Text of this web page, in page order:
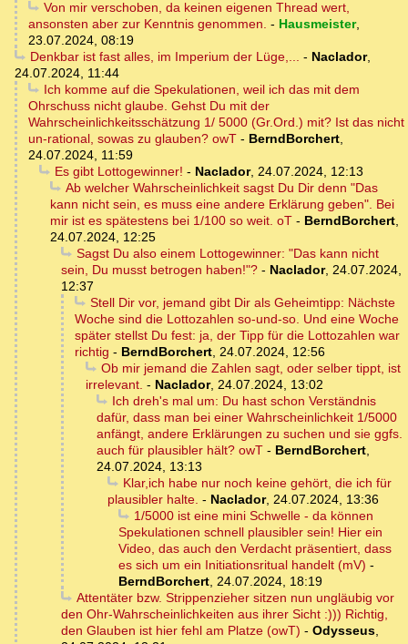
Von mir verschoben, da keinen eigenen Thread wert,
ansonsten aber zur Kenntnis genommen. - Hausmeister,
23.07.2024, 08:19
Denkbar ist fast alles, im Imperium der Lüge,... - Naclador,
24.07.2024, 11:44
Ich komme auf die Spekulationen, weil ich das mit dem
Ohrschuss nicht glaube. Gehst Du mit der
Wahrscheinlichkeitsschätzung 1/ 5000 (Gr.Ord.) mit? Ist das nicht
un-rational, sowas zu glauben? owT - BerndBorchert,
24.07.2024, 11:59
Es gibt Lottogewinner! - Naclador, 24.07.2024, 12:13
Ab welcher Wahrscheinlichkeit sagst Du Dir denn "Das
kann nicht sein, es muss eine andere Erklärung geben". Bei
mir ist es spätestens bei 1/100 so weit. oT - BerndBorchert,
24.07.2024, 12:25
Sagst Du also einem Lottogewinner: "Das kann nicht
sein, Du musst betrogen haben!"? - Naclador, 24.07.2024,
12:37
Stell Dir vor, jemand gibt Dir als Geheimtipp: Nächste
Woche sind die Lottozahlen so-und-so. Und eine Woche
später stellst Du fest: ja, der Tipp für die Lottozahlen war
richtig - BerndBorchert, 24.07.2024, 12:56
Ob mir jemand die Zahlen sagt, oder selber tippt, ist
irrelevant. - Naclador, 24.07.2024, 13:02
Ich dreh's mal um: Du hast schon Verständnis
dafür, dass man bei einer Wahrscheinlichkeit 1/5000
anfängt, andere Erklärungen zu suchen und sie ggfs.
auch für plausibler hält? owT - BerndBorchert,
24.07.2024, 13:13
Klar,ich habe nur noch keine gehört, die ich für
plausibler halte. - Naclador, 24.07.2024, 13:36
1/5000 ist eine mini Schwelle - da können
Spekulationen schnell plausibler sein! Hier ein
Video, das auch den Verdacht präsentiert, dass
es sich um ein Initiationsritual handelt (mV) -
BerndBorchert, 24.07.2024, 18:19
Attentäter bzw. Strippenzieher sitzen nun ungläubig vor
den Ohr-Wahrscheinlichkeiten aus ihrer Sicht :))) Richtig,
den Glauben ist hier fehl am Platze (owT) - Odysseus,